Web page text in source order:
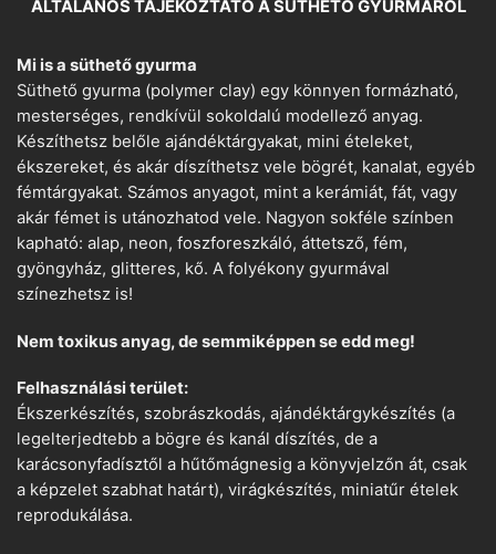
ÁLTALÁNOS TÁJÉKOZTATÓ A SÜTHETŐ GYURMÁRÓL
Mi is a süthető gyurma
Süthető gyurma (polymer clay) egy könnyen formázható,
mesterséges, rendkívül sokoldalú modellező anyag.
Készíthetsz belőle ajándéktárgyakat, mini ételeket,
ékszereket, és akár díszíthetsz vele bögrét, kanalat, egyéb
fémtárgyakat. Számos anyagot, mint a kerámiát, fát, vagy
akár fémet is utánozhatod vele. Nagyon sokféle színben
kapható: alap, neon, foszforeszkáló, áttetsző, fém,
gyöngyház, glitteres, kő. A folyékony gyurmával
színezhetsz is!
Nem toxikus anyag, de semmiképpen se edd meg!
Felhasználási terület:
Ékszerkészítés, szobrászkodás, ajándéktárgykészítés (a
legelterjedtebb a bögre és kanál díszítés, de a
karácsonyfadísztől a hűtőmágnesig a könyvjelzőn át, csak
a képzelet szabhat határt), virágkészítés, miniatűr ételek
reprodukálása.